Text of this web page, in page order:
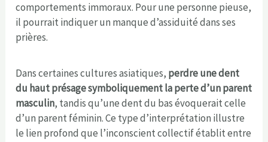
comportements immoraux. Pour une personne pieuse,
il pourrait indiquer un manque d’assiduité dans ses
prières.
Dans certaines cultures asiatiques, perdre une dent
du haut présage symboliquement la perte d’un parent
masculin, tandis qu’une dent du bas évoquerait celle
d’un parent féminin. Ce type d’interprétation illustre
le lien profond que l’inconscient collectif établit entre